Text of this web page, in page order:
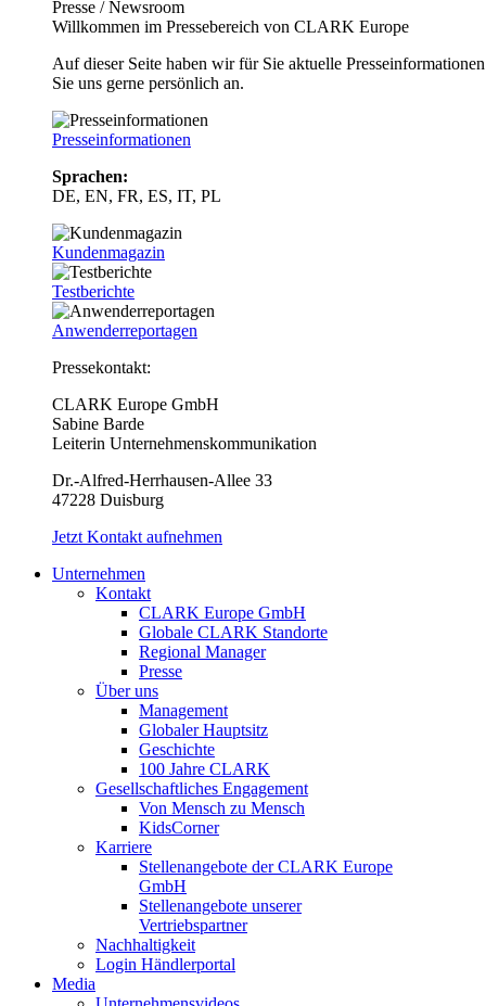
Presse / Newsroom
Willkommen im Pressebereich von CLARK Europe
Auf dieser Seite haben wir für Sie aktuelle
Sie uns gerne persönlich an.
Presseinformationen
Sprachen:
DE, EN, FR, ES, IT, PL
Kundenmagazin
Testberichte
Anwenderreportagen
Pressekontakt:
CLARK Europe GmbH
Sabine Barde
Leiterin Unternehmenskommunikation
Dr.-Alfred-Herrhausen-Allee 33
47228 Duisburg
Jetzt Kontakt aufnehmen
Unternehmen
Kontakt
CLARK Europe GmbH
Globale CLARK Standorte
Regional Manager
Presse
Über uns
Management
Globaler Hauptsitz
Geschichte
100 Jahre CLARK
Gesellschaftliches Engagement
Von Mensch zu Mensch
KidsCorner
Karriere
Stellenangebote der CLARK Europe
GmbH
Stellenangebote unserer
Vertriebspartner
Nachhaltigkeit
Login Händlerportal
Media